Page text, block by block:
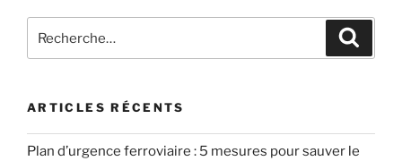
pour
ARTICLES RÉCENTS
Plan d’urgence ferroviaire : 5 mesures pour sauver le